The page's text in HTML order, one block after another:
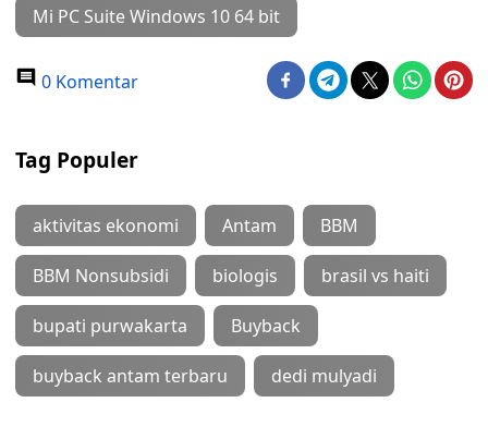
Mi PC Suite Windows 10 64 bit
0 Komentar
Tag Populer
aktivitas ekonomi Antam BBM
BBM Nonsubsidi biologis brasil vs haiti
bupati purwakarta Buyback
buyback antam terbaru dedi mulyadi